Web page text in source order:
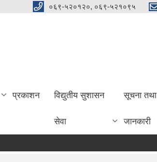
०६९-५२०१२०, ०६९-५२१०९५
प्रकाशन विद्युतीय सुशासन
सेवा
सूचना तथा
जानकारी